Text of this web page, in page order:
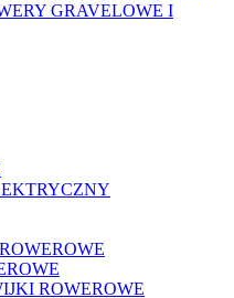
GRAVELOWE I
ROWEROWE